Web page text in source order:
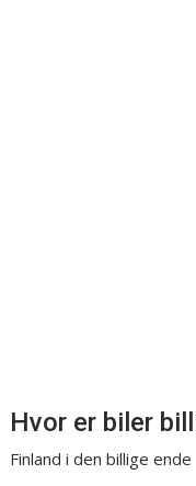
Hvor er biler
Finland i den billige ende